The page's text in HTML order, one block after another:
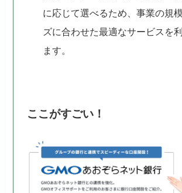
に応じて選べるため、事業の規
ズに合わせた最適なサービスを
ます。
ここがすごい！